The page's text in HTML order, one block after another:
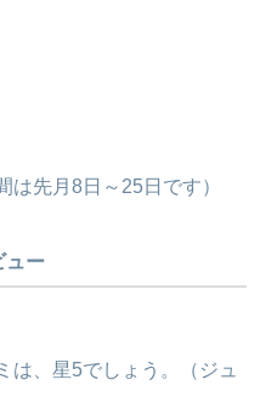
先月8日～25日です）
ュー
は、星5でしょう。（ジュ